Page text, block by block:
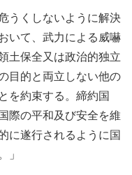
うくしないように解決
いて、武力による威嚇
土保全又は政治的独立
目的と両立しない他の
を約束する。締約国
際の平和及び安全を維
に遂行されるように国
」